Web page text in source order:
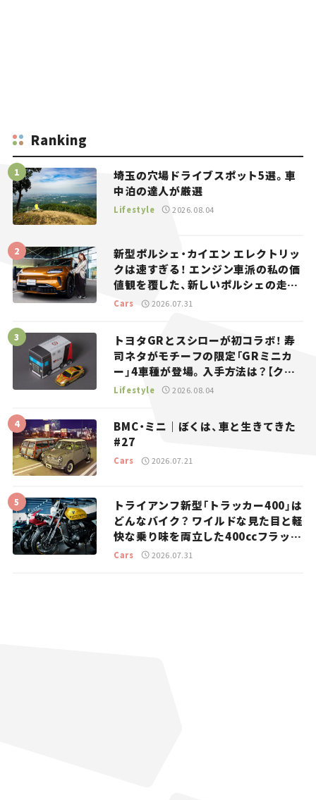
Ranking
埼玉の穴場ドライブスポット5選。車
中泊の達人が厳選
Lifestyle 2026.08.04
新型ポルシェ・カイエン エレクトリッ
クは速すぎる！ エンジン車派の私の価
値観を覆した、新しいポルシェの走
り。
Cars 2026.07.31
トヨタGRとスシローが初コラボ！ 寿
司ネタがモチーフの限定「GRミニカ
ー」4車種が登場。入手方法は？【クル
マとホビー】
Lifestyle 2026.08.04
BMC・ミニ｜ぼくは、車と生きてきた
#27
Cars 2026.07.21
トライアンフ新型「トラッカー400」は
どんなバイク？ ワイルドな見た目と軽
快な乗り味を両立した400ccフラット
トラッカー【試乗レビュー】
Cars 2026.07.31